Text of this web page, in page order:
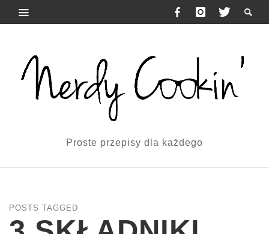
Proste przepisy dla każdego
POSTS TAGGED